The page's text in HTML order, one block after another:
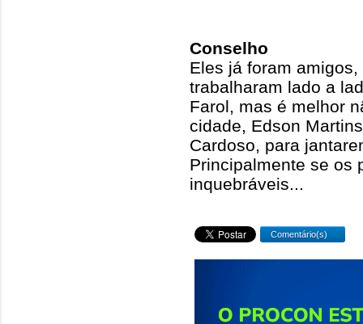
Conselho
Eles já foram
trabalharam lado a
Farol, mas é melhor
cidade, Edson
Cardoso, para
Principalmente se os
inquebráveis...
Comentário(s)